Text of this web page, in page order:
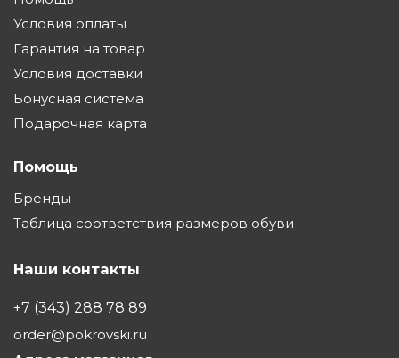
Условия оплаты
Гарантия на товар
Условия доставки
Бонусная система
Подарочная карта
Помощь
Бренды
Таблица соответствия размеров обуви
Наши контакты
+7 (343) 288 78 89
order@pokrovski.ru